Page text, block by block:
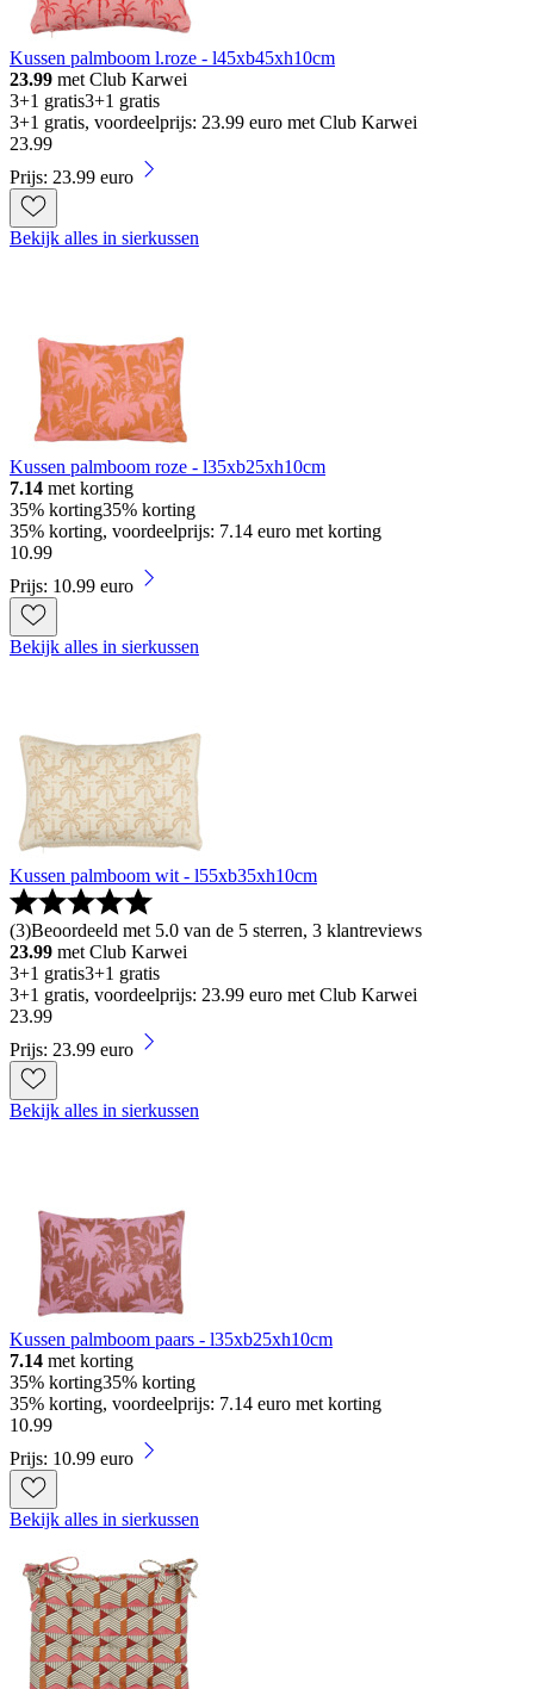
Kussen palmboom l.roze - l45xb45xh10cm
23.99 met Club Karwei
3+1 gratis3+1 gratis
3+1 gratis, voordeelprijs: 23.99 euro met Club Karwei
23.99
Prijs: 23.99 euro
Bekijk alles in sierkussen
Kussen palmboom roze - l35xb25xh10cm
7.14 met korting
35% korting35% korting
35% korting, voordeelprijs: 7.14 euro met korting
10.99
Prijs: 10.99 euro
Bekijk alles in sierkussen
Kussen palmboom wit - l55xb35xh10cm
(3)Beoordeeld met 5.0 van de 5 sterren, 3 klantreviews
23.99 met Club Karwei
3+1 gratis3+1 gratis
3+1 gratis, voordeelprijs: 23.99 euro met Club Karwei
23.99
Prijs: 23.99 euro
Bekijk alles in sierkussen
Kussen palmboom paars - l35xb25xh10cm
7.14 met korting
35% korting35% korting
35% korting, voordeelprijs: 7.14 euro met korting
10.99
Prijs: 10.99 euro
Bekijk alles in sierkussen